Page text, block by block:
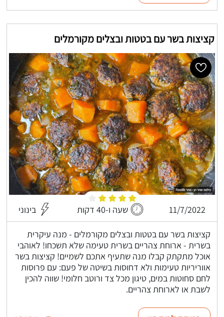
קציצות בשר עם בטטות ובצלים מקורמלים
11/7/2022 שעה ו-40 דקות בינוני
קציצות בשר עם בטטות ובצלים מקורמלים - מנה עיקרית
בשרית - ארוחת צהריים בשרית טעימה שלא תשכחו! לאוהבי
אוכל מתקתק קבלו מנה שתעיף אתכם לשמיים! קציצות בשר
אווריריות טעימות ולא דחוסות בשיטה של פעם: עם פרוסות
לחם סחוטות במים, טיגון מכל צד ורוטב חלומי! שווה להכין
לשבת או לארוחת צהריים.